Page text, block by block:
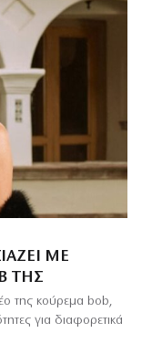
ΜΕ
ΤΗΣ
της κούρεμα bob,
για διαφορετικά